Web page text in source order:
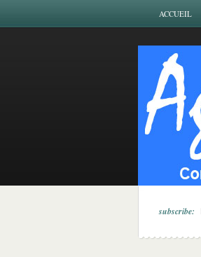
ACCUEIL
subscribe: